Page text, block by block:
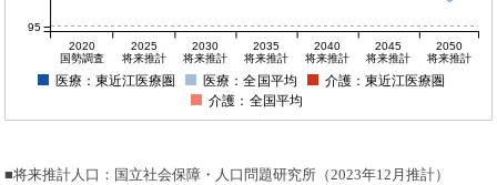
2020
国勢調査
2025
将来推計
2030
将来推計
2035
将来推計
2040
将来推計
2045
将来推計
2050
将来推計
95
医療：東近江医療圏 医療：全国平均
介護：東近江医療圏
介護：全国平均
■将来推計人口：国立社会保障・人口問題研究所（2023年12月推計）